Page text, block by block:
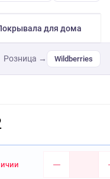
для дома
Розница → Wildberries